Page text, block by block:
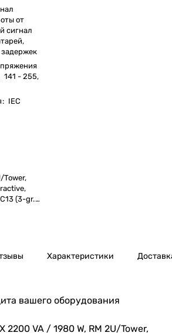
от
сигнал
141 - 255,
: IEC
Tower,
(3-gr.
USB,
Bat,
Характеристики
вашего оборудования
2200 VA / 1980 W, RM 2U/Tower,